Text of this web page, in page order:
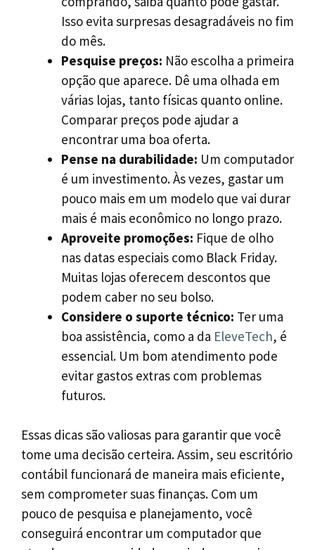
Isso evita surpresas desagradáveis no fim
do mês.
Pesquise preços: Não escolha a primeira
opção que aparece. Dê uma olhada em
várias lojas, tanto físicas quanto online.
Comparar preços pode ajudar a
encontrar uma boa oferta.
Pense na durabilidade: Um computador
é um investimento. Às vezes, gastar um
pouco mais em um modelo que vai durar
mais é mais econômico no longo prazo.
Aproveite promoções: Fique de olho
nas datas especiais como Black Friday.
Muitas lojas oferecem descontos que
podem caber no seu bolso.
Considere o suporte técnico: Ter uma
boa assistência, como a da EleveTech, é
essencial. Um bom atendimento pode
evitar gastos extras com problemas
futuros.
Essas dicas são valiosas para garantir que você
tome uma decisão certeira. Assim, seu escritório
contábil funcionará de maneira mais eficiente,
sem comprometer suas finanças. Com um
pouco de pesquisa e planejamento, você
conseguirá encontrar um computador que